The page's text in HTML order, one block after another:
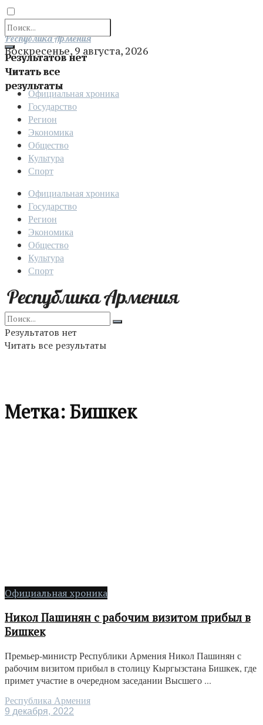
Результатов нет
Читать все
результаты
Отправить
Республика Армения
Воскресенье, 9 августа, 2026
Официальная хроника
Государство
Регион
Экономика
Общество
Культура
Спорт
Официальная хроника
Государство
Регион
Экономика
Общество
Культура
Спорт
Результатов нет
Читать все результаты
Метка:Бишкек
Официальная хроника
Никол Пашинян с рабочим визитом прибыл в
Бишкек
Премьер-министр Республики Армения Никол Пашинян с
рабочим визитом прибыл в столицу Кыргызстана Бишкек, где
примет участие в очередном заседании Высшего ...
Республика Армения
9 декабря, 2022